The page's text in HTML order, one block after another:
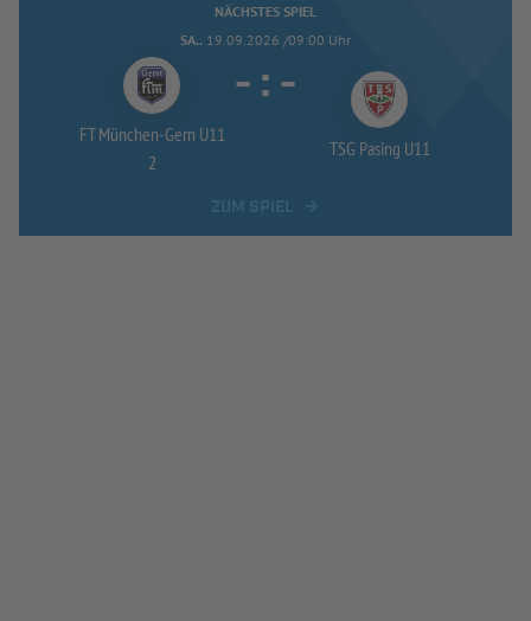
NÄCHSTES SPIEL
SA.. 19.09.2026 /09:00 Uhr
FT München-Gern U11
2
- : -
TSG Pasing U11